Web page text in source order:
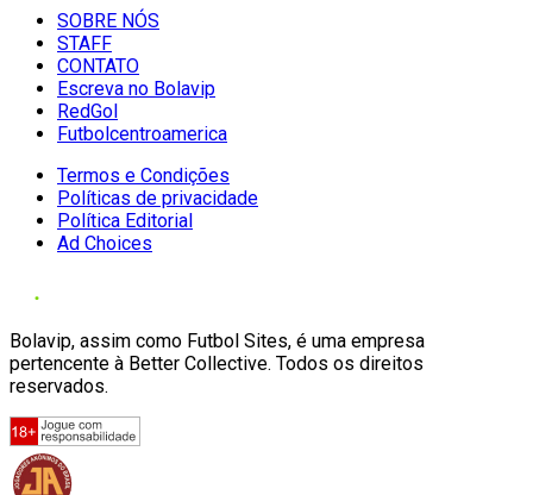
SOBRE NÓS
STAFF
CONTATO
Escreva no Bolavip
RedGol
Futbolcentroamerica
Termos e Condições
Políticas de privacidade
Política Editorial
Ad Choices
Bolavip, assim como Futbol Sites, é uma empresa
pertencente à Better Collective. Todos os direitos
reservados.